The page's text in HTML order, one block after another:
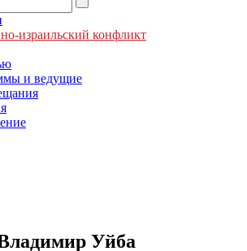
израильский конфликт
и ведущие
Уйба